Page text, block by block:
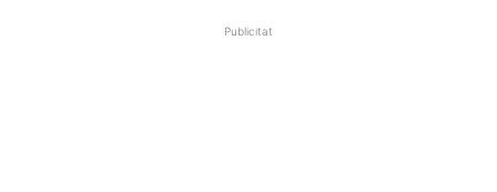
Publicitat